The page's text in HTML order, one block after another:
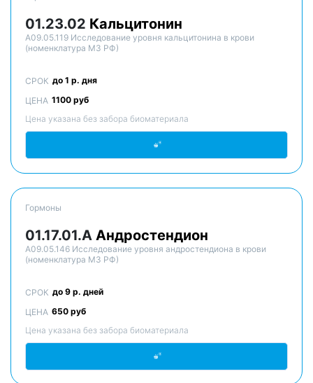
01.23.02 Кальцитонин
A09.05.119 Исследование уровня кальцитонина в крови
(номенклатура МЗ РФ)
СРОК до 1 р. дня
ЦЕНА 1100 руб
Цена указана без забора биоматериала
Гормоны
01.17.01.A Андростендион
A09.05.146 Исследование уровня андростендиона в крови
(номенклатура МЗ РФ)
СРОК до 9 р. дней
ЦЕНА 650 руб
Цена указана без забора биоматериала